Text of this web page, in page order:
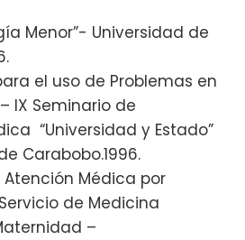
Menor”- Universidad de
el uso de Problemas en
IX Seminario de
“Universidad y Estado”
Carabobo.1996.
Atención Médica por
de Medicina
–